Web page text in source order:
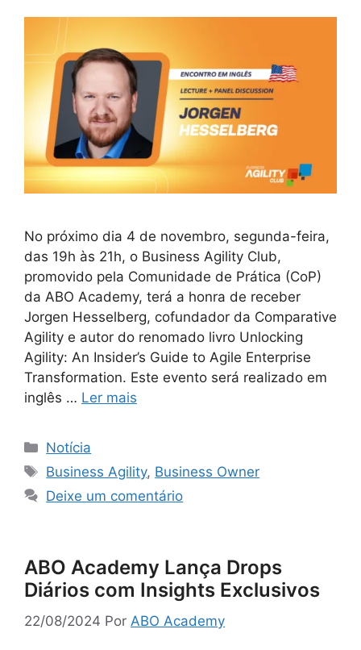
No próximo dia 4 de novembro, segunda-feira,
das 19h às 21h, o Business Agility Club,
promovido pela Comunidade de Prática (CoP)
da ABO Academy, terá a honra de receber
Jorgen Hesselberg, cofundador da Comparative
Agility e autor do renomado livro Unlocking
Agility: An Insider’s Guide to Agile Enterprise
Transformation. Este evento será realizado em
inglês … Ler mais
Notícia
Business Agility, Business Owner
Deixe um comentário
ABO Academy Lança Drops
Diários com Insights Exclusivos
22/08/2024 Por ABO Academy